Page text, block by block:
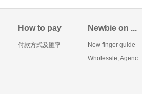
How to pay
付款方式及匯率
Newbie on ...
New finger guide
Wholesale, Agenc...